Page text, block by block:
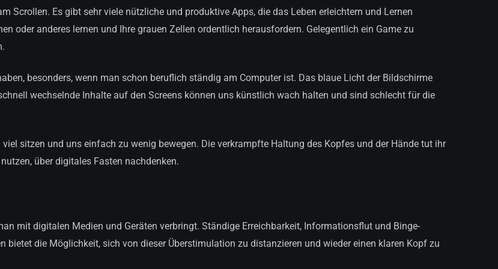
Scrollen. Es gibt sehr viele nützliche und produktive Apps, die das Leben erleichtern und Lernen
oder anderes lernen und Ihre grauen Zellen ordentlich herausfordern. Gelegentlich ein Game zu
besonders, wenn man schon beruflich ständig am Computer ist. Das blaue Licht der Bildschirme
wechselnde Inhalte auf den Screens können uns künstlich wach halten und sind schlecht für die
sitzen und uns einfach zu wenig bewegen. Die verkrampfte Haltung des Kopfes und der Hände tut ihr
über digitales Fasten nachdenken.
mit digitalen Medien und Geräten verbringt. Ständige Erreichbarkeit, Informationsflut und Binge-
bietet die Möglichkeit, sich von dieser Überstimulation zu distanzieren und wieder einen klaren Kopf zu